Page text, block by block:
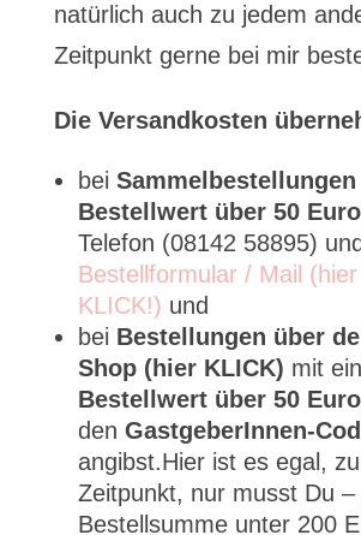
natürlich auch zu jedem
Zeitpunkt gerne bei mir
Die Versandkosten
bei Sammelbestellungen
Bestellwert über 50 Euro
Telefon (08142 58895) und
Bestellformular / Mail (hier
KLICK!) und
bei Bestellungen über
Shop (hier KLICK) mit
Bestellwert über 50 Euro
den GastgeberInnen-
angibst.Hier ist es egal,
Zeitpunkt, nur musst Du –
Bestellsumme unter 200